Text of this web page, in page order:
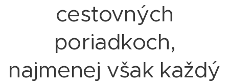
cestovných
poriadkoch,
najmenej však každý